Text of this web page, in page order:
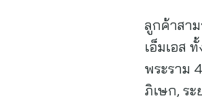
ลูกค้าสา
เอ็มเอส
พระราม
ภิเษก, ร